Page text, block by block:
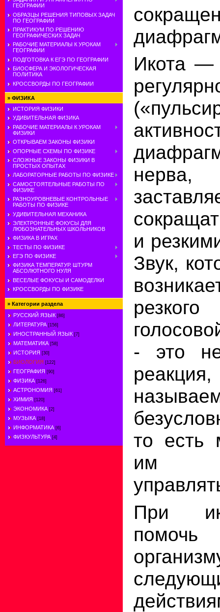
ГЕОГРАФИИ
ОБРАЗЦЫ РЕШЕНИЯ ТИПОВЫХ ЗАДАЧ
ПО ГЕОГРАФИИ
ПРАКТИКУМ ПО РЕШЕНИЮ
ГЕОГРАФИЧЕСКИХ ЗАДАЧ
РАБОЧИЕ МАТЕРИАЛЫ К УРОКАМ
ГЕОГРАФИИ
ПОДГОТОВКА К ЕГЭ ПО ГЕОГРАФИИ
БИОСФЕРА И ЭКОЛОГИЧЕСКАЯ
ПОЛИТИКА
КРОССВОРДЫ ПО ГЕОГРАФИИ
» ФИЗИКА
ИСТОРИЯ ФИЗИКИ
УДИВИТЕЛЬНАЯ ФИЗИКА
РАБОЧИЕ МАТЕРИАЛЫ К УРОКАМ
ФИЗИКИ
ОТКРЫВАЕМ ЗАКОНЫ ФИЗИКИ
ОПОРНЫЕ СХЕМЫ ПО ФИЗИКЕ
СЛОЖНЫЕ ЗАКОНЫ ФИЗИКИ В
ПРОСТЫХ ОПЫТАХ
ЛАБОРАТОРНЫЕ РАБОТЫ ПО ФИЗИКЕ
САМОСТОЯТЕЛЬНЫЕ РАБОТЫ ПО
ФИЗИКЕ
РАЗНОУРОВНЕВЫЕ КОНТРОЛЬНЫЕ
РАБОТЫ ПО ФИЗИКЕ
УДИВИТЕЛЬНАЯ МЕХАНИКА
ЭЛЕКТРОННЫЕ ФОКУСЫ ДЛЯ
ЛЮБОЗНАТЕЛЬНЫХ ШКОЛЬНИКОВ
ФИЗИКА В ИГРАХ
ТЕСТЫ ПО ФИЗИКЕ
ЕГЭ ПО ФИЗИКЕ
ФИЗИКА ТЕМПЕРАТУР. ШТУРМ
АБСОЛЮТНОГО НУЛЯ
ВЕСЕЛЫЕ ФОКУСЫ И САМОДЕЛКИ
КРОССВОРДЫ ПО ФИЗИКЕ
» Категории раздела
РУССКИЙ ЯЗЫК [86]
ЛИТЕРАТУРА [156]
ИНОСТРАННЫЙ ЯЗЫК [7]
МАТЕМАТИКА [58]
ИСТОРИЯ [30]
БИОЛОГИЯ [122]
ГЕОГРАФИЯ [90]
ФИЗИКА [126]
АСТРОНОМИЯ [61]
ХИМИЯ [120]
ЭКОНОМИКА [2]
МУЗЫКА [18]
ИНФОРМАТИКА [6]
ФИЗКУЛЬТУРА [4]
Икота —
и
Звук,
- это
то
им
При